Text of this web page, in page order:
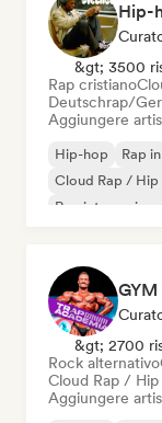
Hip-
&gt; 3500
Rap cristiano
Deutschrap/
Aggiungere
Hip-hop Rap
Cloud Rap / Hip
Rap
GYM
&gt; 2700
Rock alternativo
Cloud Rap / Hip
Aggiungere